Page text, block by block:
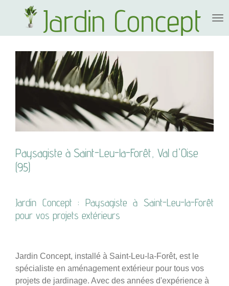
Passer
contenu
Jardin Concept
Paysagiste à Saint-Leu-la-Forêt, Val d'Oise
(95)
Jardin Concept : Paysagiste à Saint-Leu-la-Forêt
pour vos projets extérieurs
Jardin Concept, installé à Saint-Leu-la-Forêt, est le
spécialiste en aménagement extérieur pour tous vos
projets de jardinage. Avec des années d'expérience à